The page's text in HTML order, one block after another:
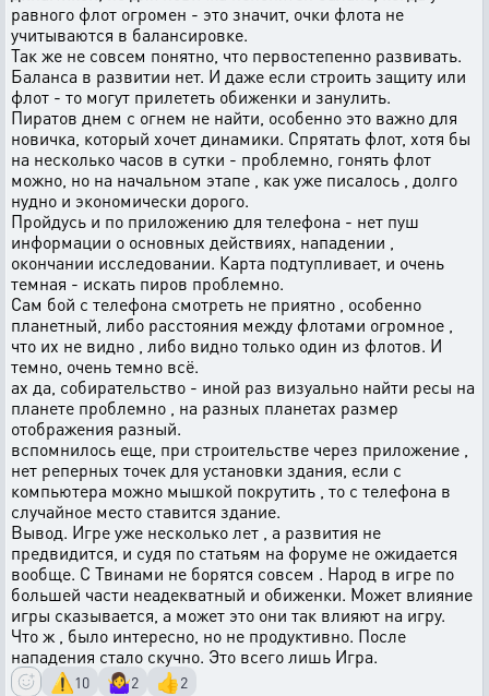
равного флот огромен - это значит, очки флота не
учитываются в балансировке.
Так же не совсем понятно, что первостепенно развивать.
Баланса в развитии нет. И даже если строить защиту или
флот - то могут прилететь обиженки и занулить.
Пиратов днем с огнем не найти, особенно это важно для
новичка, который хочет динамики. Спрятать флот, хотя бы
на несколько часов в сутки - проблемно, гонять флот
можно, но на начальном этапе , как уже писалось , долго
нудно и экономически дорого.
Пройдусь и по приложению для телефона - нет пуш
информации о основных действиях, нападении ,
окончании исследовании. Карта подтупливает, и очень
темная - искать пиров проблемно.
Сам бой с телефона смотреть не приятно , особенно
планетный, либо расстояния между флотами огромное ,
что их не видно , либо видно только один из флотов. И
темно, очень темно всё.
ах да, собирательство - иной раз визуально найти ресы на
планете проблемно , на разных планетах размер
отображения разный.
вспомнилось еще, при строительстве через приложение ,
нет реперных точек для установки здания, если с
компьютера можно мышкой покрутить , то с телефона в
случайное место ставится здание.
Вывод. Игре уже несколько лет , а развития не
предвидится, и судя по статьям на форуме не ожидается
вообще. С Твинами не борятся совсем . Народ в игре по
большей части неадекватный и обиженки. Может влияние
игры сказывается, а может это они так влияют на игру.
Что ж , было интересно, но не продуктивно. После
нападения стало скучно. Это всего лишь Игра.
⚠️10 🤷‍♀️2 👍2